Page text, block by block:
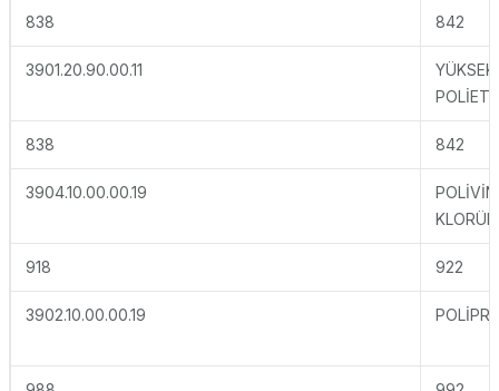
838 842
3901.20.90.00.11
838 842
3904.10.00.00.19
918 922
3902.10.00.00.19